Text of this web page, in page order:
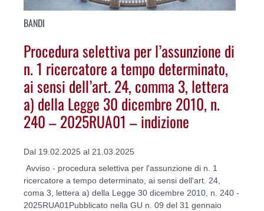
BANDI
Procedura selettiva per l’assunzione di
n. 1 ricercatore a tempo determinato,
ai sensi dell’art. 24, comma 3, lettera
a) della Legge 30 dicembre 2010, n.
240 – 2025RUA01 – indizione
Dal 19.02.2025 al 21.03.2025
Avviso - procedura selettiva per l'assunzione di n. 1
ricercatore a tempo determinato, ai sensi dell'art. 24,
coma 3, lettera a) della Legge 30 dicembre 2010, n. 240 -
2025RUA01Pubblicato nella GU n. 09 del 31 gennaio